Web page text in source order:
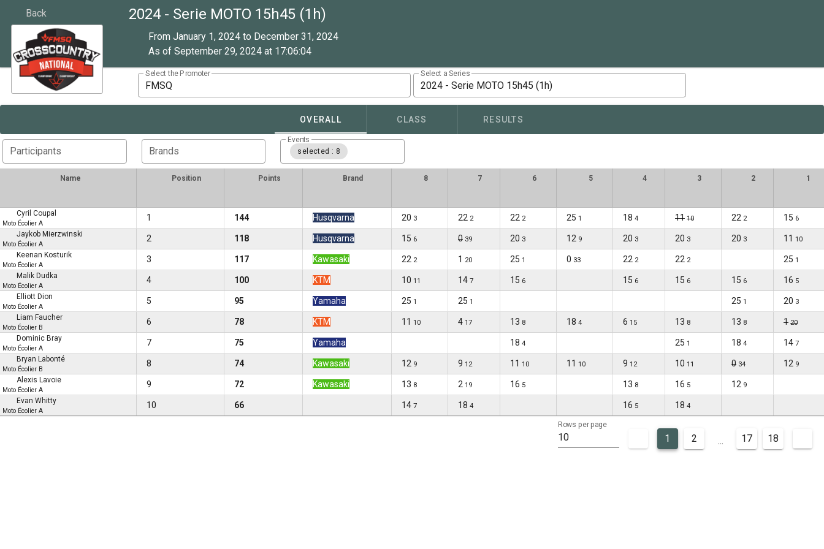
Back 2024 - Serie MOTO 15h45 (1h)
From January 1, 2024 to December 31, 2024
As of September 29, 2024 at 17:06:04
Select the Promoter
FMSQ
Select a Series
2024 - Serie MOTO 15h45 (1h)
OVERALL CLASS RESULTS
Participants Brands
Events
selected : 8
Name Position Points Brand 8 7 6 5 4 3 2 1
Cyril Coupal
Moto Écolier A
1 144 Husqvarna 20 3 22 2 22 2 25 1 18 4 11 10 22 2 15 6
Jaykob Mierzwinski
Moto Écolier A
2 118 Husqvarna 15 6 0 39 20 3 12 9 20 3 20 3 20 3 11 10
Keenan Kosturik
Moto Écolier A
3 117 Kawasaki 22 2 1 20 25 1 0 33 22 2 22 2 25 1
Malik Dudka
Moto Écolier A
4 100 KTM 10 11 14 7 15 6 15 6 15 6 15 6 16 5
Elliott Dion
Moto Écolier A
5 95 Yamaha 25 1 25 1 25 1 20 3
Liam Faucher
Moto Écolier B
6 78 KTM 11 10 4 17 13 8 18 4 6 15 13 8 13 8 1 20
Dominic Bray
Moto Écolier A
7 75 Yamaha 18 4 25 1 18 4 14 7
Bryan Labonté
Moto Écolier B
8 74 Kawasaki 12 9 9 12 11 10 11 10 9 12 10 11 0 34 12 9
Alexis Lavoie
Moto Écolier A
9 72 Kawasaki 13 8 2 19 16 5 13 8 16 5 12 9
Evan Whitty
Moto Écolier A
10 66 14 7 18 4 16 5 18 4
Rows per page
10 1 2 ... 17 18